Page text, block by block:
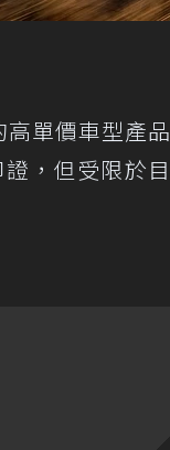
單價車型產品
，但受限於目